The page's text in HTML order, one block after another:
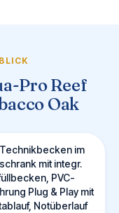
Pro Reef
Oak
im
mit integr.
PVC-
Plug & Play mit
Notüberlauf